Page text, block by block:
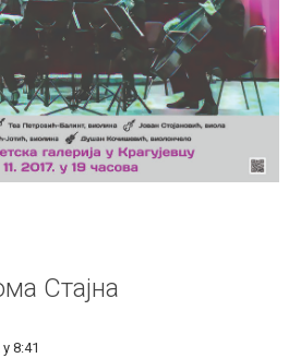
Стајна
8:41